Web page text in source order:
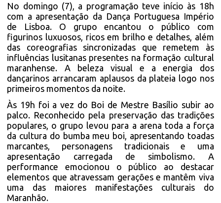
No domingo (7), a programação teve início às 18h
com a apresentação da Dança Portuguesa Império
de Lisboa. O grupo encantou o público com
figurinos luxuosos, ricos em brilho e detalhes, além
das coreografias sincronizadas que remetem às
influências lusitanas presentes na formação cultural
maranhense. A beleza visual e a energia dos
dançarinos arrancaram aplausos da plateia logo nos
primeiros momentos da noite.
Às 19h foi a vez do Boi de Mestre Basílio subir ao
palco. Reconhecido pela preservação das tradições
populares, o grupo levou para a arena toda a força
da cultura do bumba meu boi, apresentando toadas
marcantes, personagens tradicionais e uma
apresentação carregada de simbolismo. A
performance emocionou o público ao destacar
elementos que atravessam gerações e mantêm viva
uma das maiores manifestações culturais do
Maranhão.